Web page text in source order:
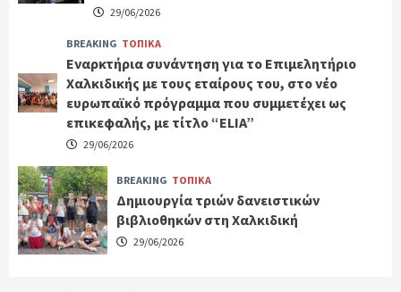
29/06/2026
BREAKING ΤΟΠΙΚΑ
Εναρκτήρια συνάντηση για το Επιμελητήριο
Χαλκιδικής με τους εταίρους του, στο νέο
ευρωπαϊκό πρόγραμμα που συμμετέχει ως
επικεφαλής, με τίτλο “ELIA”
29/06/2026
BREAKING ΤΟΠΙΚΑ
Δημιουργία τριών δανειστικών
βιβλιοθηκών στη Χαλκιδική
29/06/2026